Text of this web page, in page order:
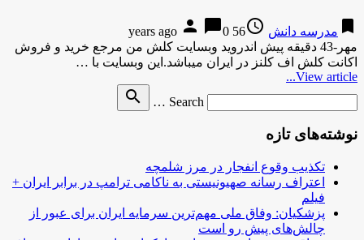
bookmark مدرسه دانش access_time
56 years ago
person chat_bubble0
مهر-43 دقیقه پیش اندروید وبسایت کلش من مرجع خرید و فروش
اکانت کلش اف کلنز در ایران میباشد.این وبسایت با …
View article...
Search …
search
نوشته‌های تازه
تکذیب وقوع انفجار در مرز شلمچه
اعتراف رسانه صهیونیستی به ناکامی ترامپ در برابر ایران +
فیلم
پزشکیان: وفاق ملی مهم‌ترین سرمایه ایران برای عبور از
چالش‌های پیش رو است